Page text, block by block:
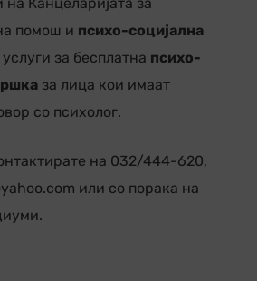
помош и психо-социјална
за бесплатна психо-
за лица кои имаат
со психолог.
на 032/444-620,
или со порака на